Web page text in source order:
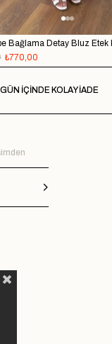
₺770,00
İÇİNDE KOLAY İADE